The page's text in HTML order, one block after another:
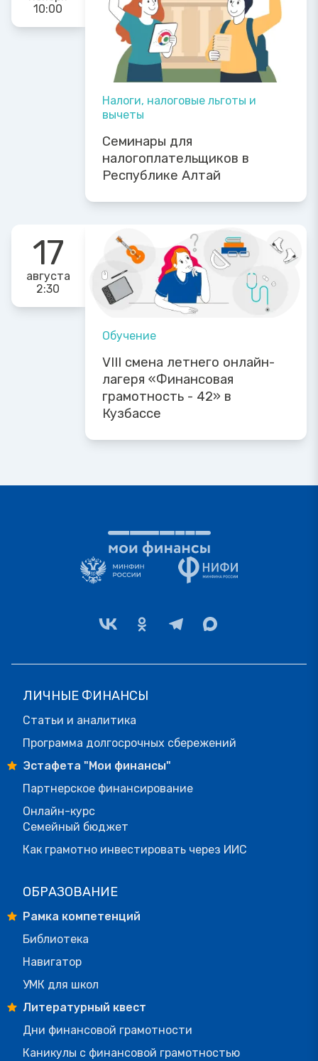
10:00
Налоги, налоговые льготы и
вычеты
Семинары для
налогоплательщиков в
Республике Алтай
17
августа
2:30
Обучение
VIII смена летнего онлайн-
лагеря «Финансовая
грамотность - 42» в
Кузбассе
ЛИЧНЫЕ ФИНАНСЫ
Статьи и аналитика
Программа долгосрочных сбережений
Эстафета "Мои финансы"
Партнерское финансирование
Онлайн-курс
Семейный бюджет
Как грамотно инвестировать через ИИС
ОБРАЗОВАНИЕ
Рамка компетенций
Библиотека
Навигатор
УМК для школ
Литературный квест
Дни финансовой грамотности
Каникулы с финансовой грамотностью